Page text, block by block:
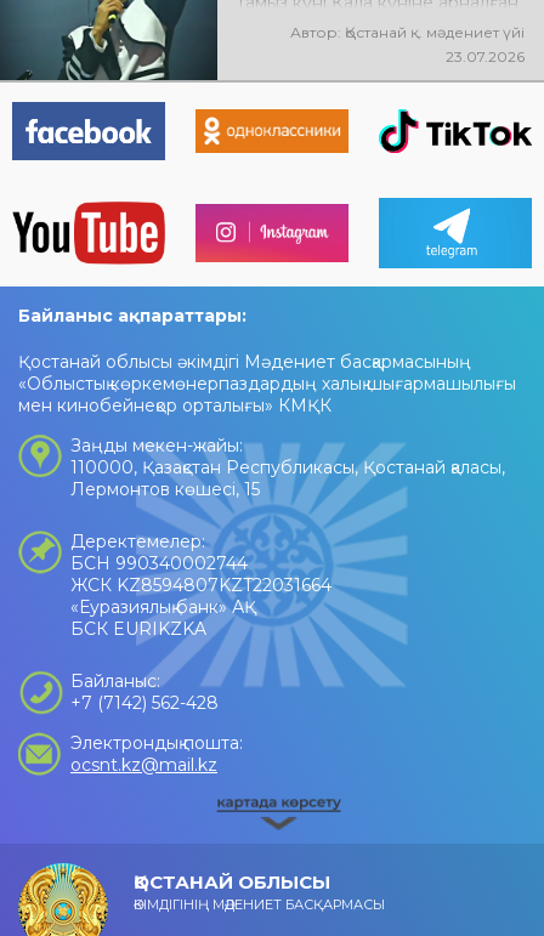
мерекелік концертте NE
PROSTO ORCHESTRA өнер
көрсетеді! @ne_prosto_orchestra
Автор: Қостанай қ. мәдениет үйі
23.07.2026
Байланыс ақпараттары:
Қостанай облысы әкімдігі Мәдениет басқармасының
«Облыстық көркемөнерпаздардың халық шығармашылығы
мен кинобейнеқор орталығы» КМҚК
Заңды мекен-жайы:
110000, Қазақстан Республикасы, Қостанай қаласы,
Лермонтов көшесі, 15
Деректемелер:
БСН 990340002744
ЖСК KZ8594807KZT22031664
«Еуразиялық банк» АҚ
БСК EURIKZKA
Байланыс:
+7 (7142) 562-428
Электрондық пошта:
ocsnt.kz@mail.kz
ҚОСТАНАЙ ОБЛЫСЫ
ӘКІМДІГІНІҢ МӘДЕНИЕТ БАСҚАРМАСЫ